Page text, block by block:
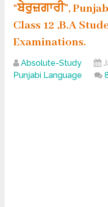
“ਬੇਰੁਜ਼ਗਾਰੀ”,
Class 12 ,B.A
Examinations.
Absolute-Study
Punjabi Language